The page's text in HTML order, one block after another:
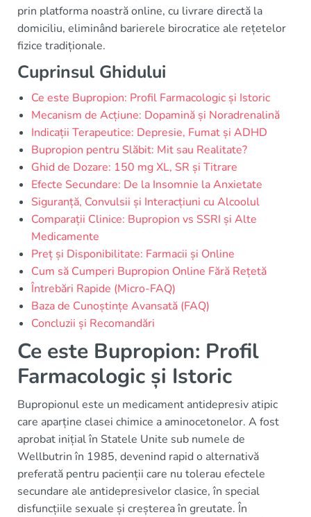
prin platforma noastră online, cu livrare directă la
domiciliu, eliminând barierele birocratice ale rețetelor
fizice tradiționale.
Cuprinsul Ghidului
Ce este Bupropion: Profil Farmacologic și Istoric
Mecanism de Acțiune: Dopamină și Noradrenalină
Indicații Terapeutice: Depresie, Fumat și ADHD
Bupropion pentru Slăbit: Mit sau Realitate?
Ghid de Dozare: 150 mg XL, SR și Titrare
Efecte Secundare: De la Insomnie la Anxietate
Siguranță, Convulsii și Interacțiuni cu Alcoolul
Comparații Clinice: Bupropion vs SSRI și Alte
Medicamente
Preț și Disponibilitate: Farmacii și Online
Cum să Cumperi Bupropion Online Fără Rețetă
Întrebări Rapide (Micro-FAQ)
Baza de Cunoștințe Avansată (FAQ)
Concluzii și Recomandări
Ce este Bupropion: Profil
Farmacologic și Istoric
Bupropionul este un medicament antidepresiv atipic
care aparține clasei chimice a aminocetonelor. A fost
aprobat inițial în Statele Unite sub numele de
Wellbutrin în 1985, devenind rapid o alternativă
preferată pentru pacienții care nu tolerau efectele
secundare ale antidepresivelor clasice, în special
disfuncțiile sexuale și creșterea în greutate. În